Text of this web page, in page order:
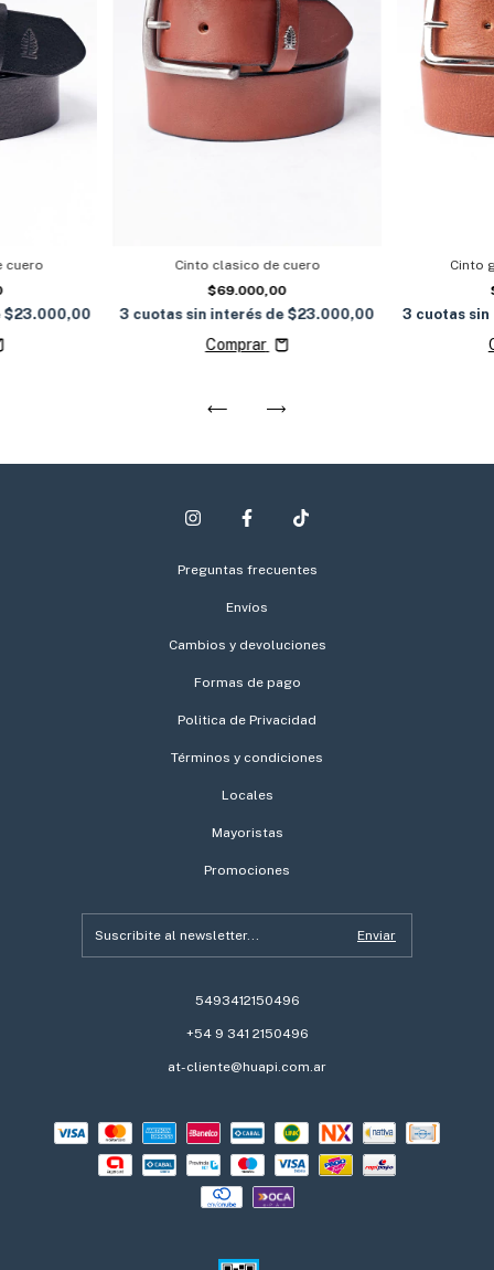
cuero
$23.000,00
Cinto clasico de cuero
$69.000,00
3 cuotas sin interés de $23.000,00
Comprar
Cinto
3 cuotas
Preguntas frecuentes
Envíos
Cambios y devoluciones
Formas de pago
Politica de Privacidad
Términos y condiciones
Locales
Mayoristas
Promociones
5493412150496
+54 9 341 2150496
at-cliente@huapi.com.ar